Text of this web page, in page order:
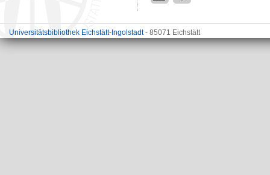
Universitätsbibliothek Eichstätt-Ingolstadt- 85071 Eichstätt